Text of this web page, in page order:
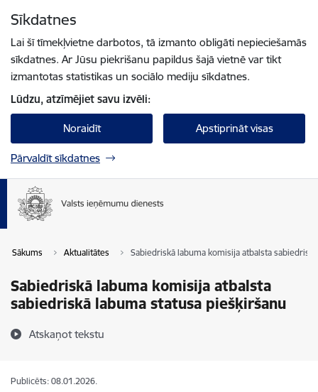
Sīkdatnes
Lai šī tīmekļvietne darbotos, tā izmanto obligāti nepieciešamās
sīkdatnes. Ar Jūsu piekrišanu papildus šajā vietnē var tikt
izmantotas statistikas un sociālo mediju sīkdatnes.
Lūdzu, atzīmējiet savu izvēli:
Noraidīt Apstiprināt visas
Pārvaldīt sīkdatnes
Sākums Aktualitātes Sabiedriskā labuma komisija atbalsta
Sabiedriskā labuma komisija atbalsta
sabiedriskā labuma statusa piešķiršanu
Atskaņot tekstu
Publicēts: 08.01.2026.